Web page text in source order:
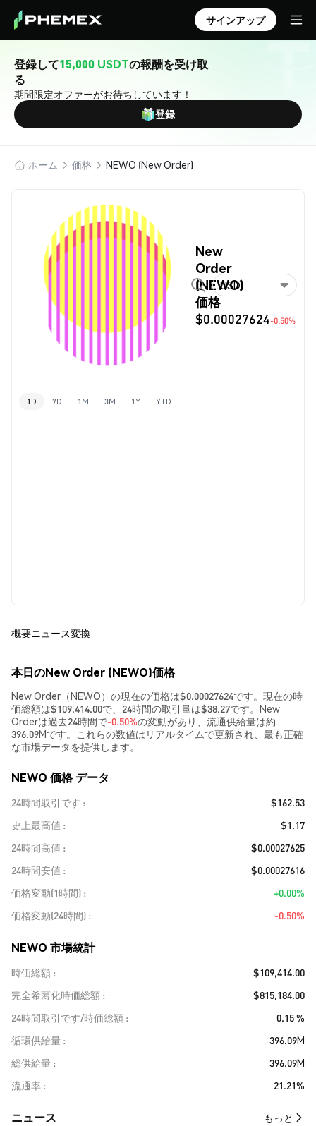
サインアップ
登録して15,000 USDTの報酬を受け取
る
期間限定オファーがお待ちしています！
登録
ホーム 価格 NEWO (New Order)
New
Order
(NEWO)
価格
$0.00027624-0.50%
USD
1D 7D 1M 3M 1Y YTD
概要ニュース変換
本日のNew Order (NEWO)価格
New Order（NEWO）の現在の価格は$0.00027624です。現在の時
価総額は$109,414.00で、24時間の取引量は$38.27です。New
Orderは過去24時間で-0.50%の変動があり、流通供給量は約
396.09Mです。これらの数値はリアルタイムで更新され、最も正確
な市場データを提供します。
NEWO 価格 データ
24時間取引です
$162.53
史上最高値
$1.17
24時間高値
$0.00027625
24時間安値
$0.00027616
価格変動(1時間)
+0.00%
価格変動(24時間)
-0.50%
NEWO 市場統計
時価総額
$109,414.00
完全希薄化時価総額
$815,184.00
24時間取引です/時価総額
0.15 %
循環供給量
396.09M
総供給量
396.09M
流通率
21.21%
​​ニュース​​ もっと